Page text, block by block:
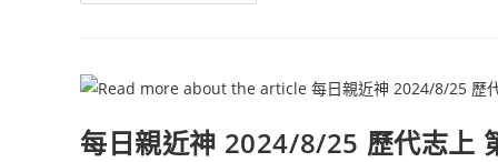
每日親近神 2024/8/25 歷代志上